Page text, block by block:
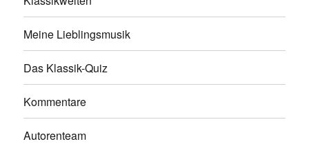
Meine Lieblingsmusik
Das Klassik-Quiz
Kommentare
Autorenteam